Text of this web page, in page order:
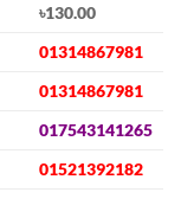
৳130.00
01314867981
01314867981
017543141265
01521392182